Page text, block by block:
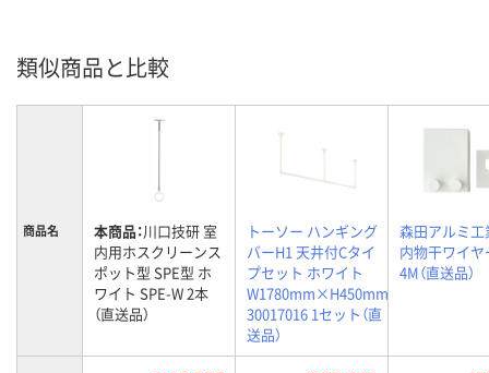
類似商品と比較
商品名 本商品：川口技研 室
内用ホスクリーンス
ポット型 SPE型 ホ
ワイト SPE-W 2本
（直送品）
トーソー ハンギング
バーH1 天井付Cタイ
プセット ホワイト
W1780mm×H450mm
30017016 1セット（直
送品）
森田アルミ工
内物干ワイ
4M（直送品）